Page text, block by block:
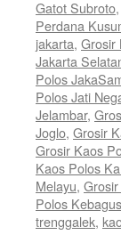
Gatot Subroto,
Perdana
jakarta, Grosir
Jakarta
Polos
Polos Jati
Jelambar,
Joglo, Grosir
Grosir Kaos
Kaos Polos
Melayu,
Polos
trenggalek,